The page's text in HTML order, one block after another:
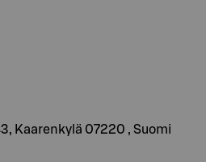
Kaarenkylä 07220 , Suomi